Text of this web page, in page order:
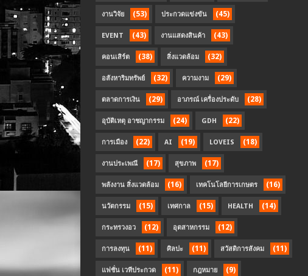
งานวิจัย (53) ประกวดแข่งขัน (45)
EVENT (43) งานแสดงสินค้า (43)
คอนเสิร์ต (38) สิ่งแวดล้อม (32)
อสังหาริมทรัพย์ (32) ความงาม (29)
ตลาดการเงิน (29) อาภรณ์ เครื่องประดับ (28)
อุบัติเหตุ อาชญากรรม (24) GDH (22)
การเมือง (22) AI (19) LOVEIS (18)
งานประเพณี (17) สุขภาพ (17)
พลังงาน สิ่งแวดล้อม (16) เทคโนโลยีการเกษตร (16)
นวัตกรรม (15) เทศกาล (15) HEALTH (14)
กระทรวงอว (12) อุตสาหกรรม (12)
การลงทุน (11) ศิลปะ (11) สวัสดิการสังคม (11)
แฟชั่น เวทีประกวด (11) กฎหมาย (9)